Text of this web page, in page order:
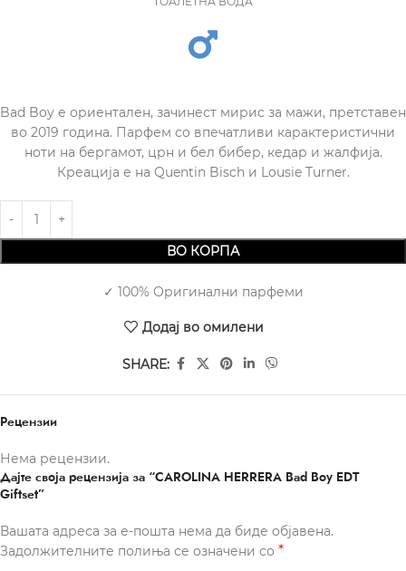
Bad Boy е ориентален, зачинест мирис за мажи, претставен
во 2019 година. Парфем со впечатливи карактеристични
ноти на бергамот, црн и бел бибер, кедар и жалфија.
Креација е на Quentin Bisch и Lousie Turner.
ВО КОРПА
✓ 100% Оригинални парфеми
Додај во омилени
SHARE:
Рецензии
Нема рецензии.
Дајте своја рецензија за “CAROLINA HERRERA Bad Boy EDT
Giftset”
Вашата адреса за е-пошта нема да биде објавена.
Задолжителните полиња се означени со *